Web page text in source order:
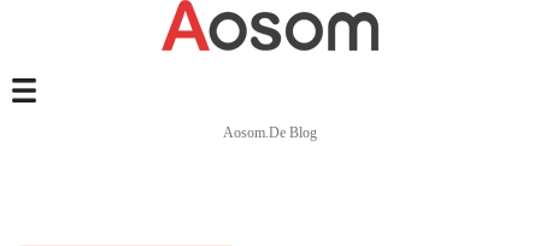
Aosom.de Blog